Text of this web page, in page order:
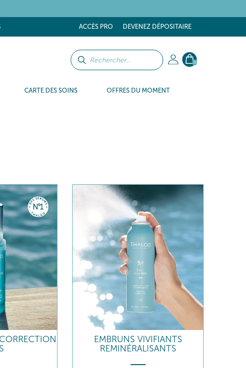
ACCÈS PRO DEVENEZ DÉPOSITAIRE
0
CARTE DES SOINS OFFRES DU MOMENT
EMBRUNS VIVIFIANTS
REMINÉRALISANTS